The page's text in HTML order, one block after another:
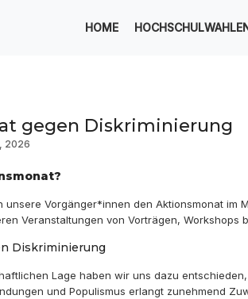
HOME
gegen Diskriminierung
2026
unsere Vorgänger*innen den Aktionsmonat
Veranstaltungen von Vorträgen, Workshops
Diskriminierung
Lage haben wir uns dazu
und Populismus erlangt zunehmend